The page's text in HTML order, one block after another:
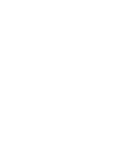
BTR